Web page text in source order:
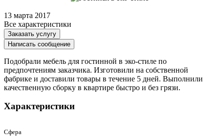
13 марта 2017
Все характеристики
Заказать услугу
Написать сообщение
Подобрали мебель для гостинной в эко-стиле по
предпочтениям заказчика. Изготовили на собственной
фабрике и доставили товары в течение 5 дней. Выполнили
качественную сборку в квартире быстро и без грязи.
Характеристики
Сфера